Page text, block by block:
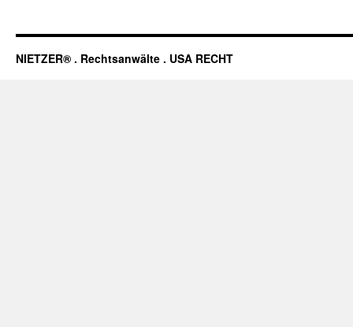
NIETZER® . Rechtsanwälte . USA RECHT